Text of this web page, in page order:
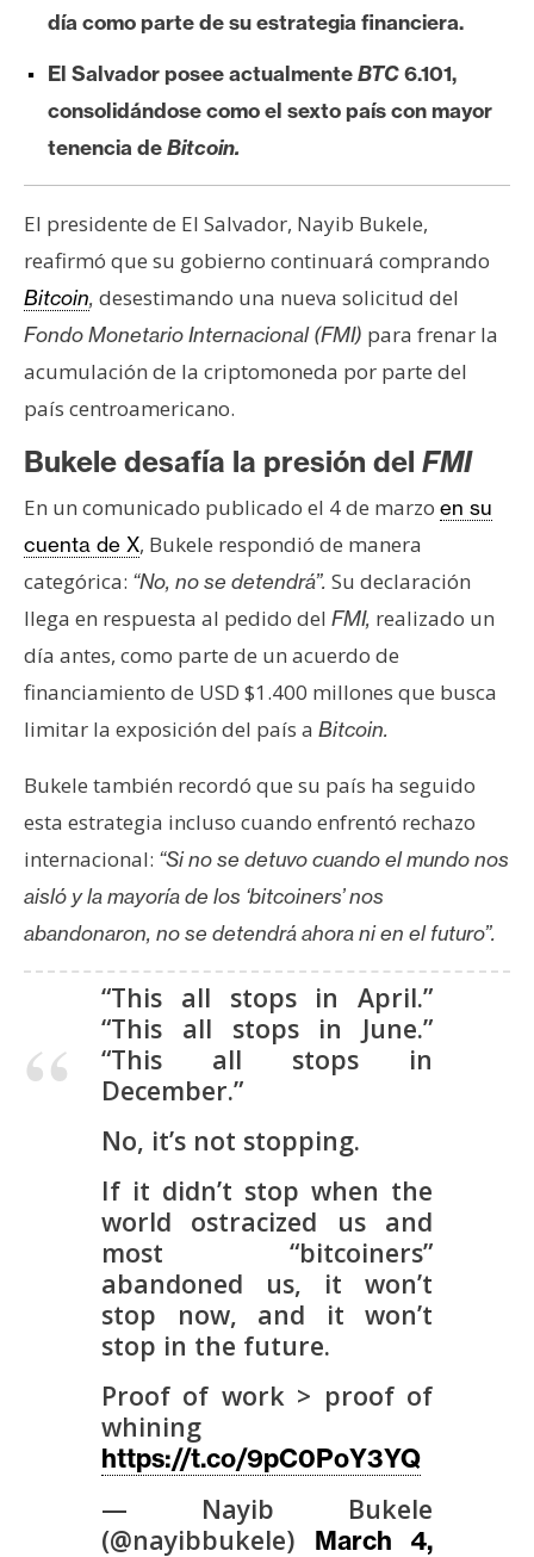
e
u
I
A
A
n
á
l
i
i
s
N
o
t
a
s
d
P
r
e
n
s
a
m
R
C
día como parte de su estrategia financiera.
El Salvador posee actualmenteBTC6.101,
consolidándose como el sexto país con mayor
tenencia deBitcoin.
El presidente de El Salvador, Nayib Bukele,
reafirmó que su gobierno continuará comprando
Bitcoin, desestimando una nueva solicitud del
Fondo Monetario Internacional (FMI) para frenar la
acumulación de la criptomoneda por parte del
país centroamericano.
Bukele desafía la presión del FMI
En un comunicado publicado el 4 de marzo en su
cuenta de X, Bukele respondió de manera
categórica: “No, no se detendrá”. Su declaración
llega en respuesta al pedido del FMI, realizado un
día antes, como parte de un acuerdo de
financiamiento de USD $1.400 millones que busca
limitar la exposición del país a Bitcoin.
Bukele también recordó que su país ha seguido
esta estrategia incluso cuando enfrentó rechazo
internacional: “Si no se detuvo cuando el mundo nos
aisló y la mayoría de los ‘bitcoiners’ nos
abandonaron, no se detendrá ahora ni en el futuro”.
“This all stops in April.”
“This all stops in June.”
“This all stops in
December.”
No, it’s not stopping.
If it didn’t stop when the
world ostracized us and
most “bitcoiners”
abandoned us, it won’t
stop now, and it won’t
stop in the future.
Proof of work > proof of
whining
https://t.co/9pC0PoY3YQ
— Nayib Bukele
(@nayibbukele) March 4,